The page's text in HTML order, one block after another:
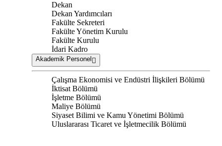
Dekan
Dekan Yardımcıları
Fakülte Sekreteri
Fakülte Yönetim Kurulu
Fakülte Kurulu
İdari Kadro
Akademik Personel
Çalışma Ekonomisi ve Endüstri İlişkileri Bölümü
İktisat Bölümü
İşletme Bölümü
Maliye Bölümü
Siyaset Bilimi ve Kamu Yönetimi Bölümü
Uluslararası Ticaret ve İşletmecilik Bölümü